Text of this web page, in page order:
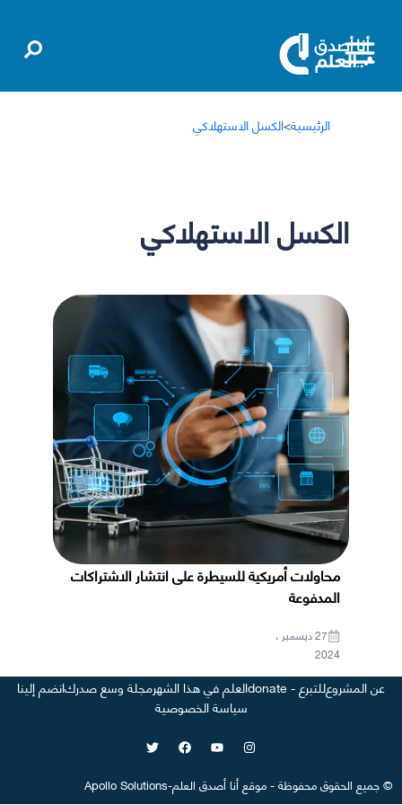
الرئيسية>الكسل الاستهلاكي
الكسل الاستهلاكي
محاولات أمريكية للسيطرة على انتشار الاشتراكات
المدفوعة
27 ديسمبر ،
2024
عن المشروعللتبرع - donate العلم في هذا الشهرمجلة وسع صدركانضم إلينا
سياسة الخصوصية
©جميع الحقوق محفوظة-موقعأنا أصدق العلم-
Apollo Solutions